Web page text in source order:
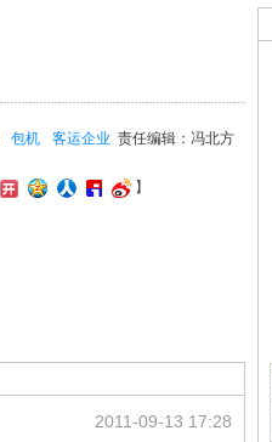
责任编辑：冯北方
包机 客运企业
】
2011-09-13 17:28